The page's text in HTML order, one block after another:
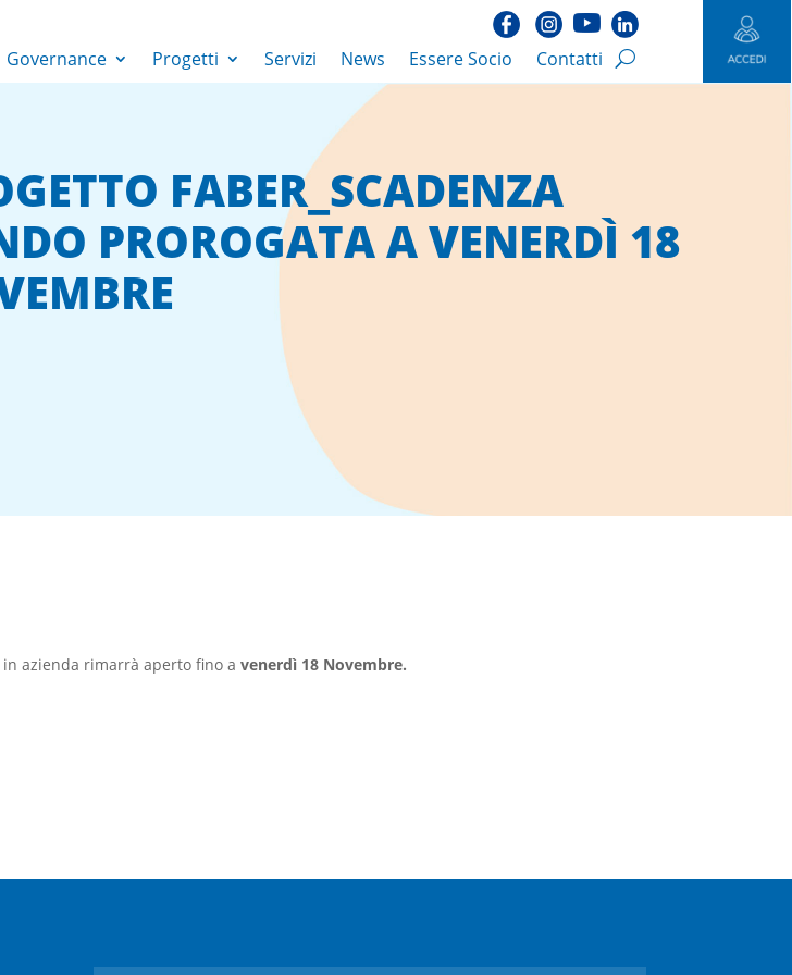
Governance Progetti Servizi News Essere Socio Contatti
FABER_SCADENZA
PROROGATA A VENERDÌ 18
azienda rimarrà aperto fino a venerdì 18 Novembre.